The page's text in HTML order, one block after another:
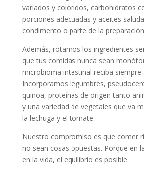
variados y coloridos, carbohidratos
porciones adecuadas y aceites
condimento o parte de la
Además, rotamos los ingredientes
que tus comidas nunca sean
microbioma intestinal reciba siempre
Incorporamos legumbres,
quinoa, proteínas de origen tanto
y una variedad de vegetales que va
la lechuga y el tomate.
Nuestro compromiso es que comer
no sean cosas opuestas. Porque en
en la vida, el equilibrio es posible.